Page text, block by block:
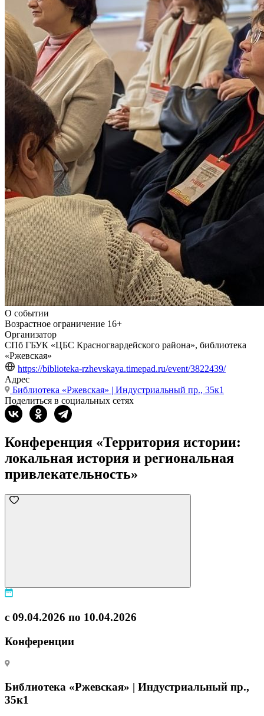
О событии
Возрастное ограничение 16+
Организатор
СПб ГБУК «ЦБС Красногвардейского района», библиотека
«Ржевская»
https://biblioteka-rzhevskaya.timepad.ru/event/3822439/
Адрес
Библиотека «Ржевская» | Индустриальный пр., 35к1
Поделиться в социальных сетях
Конференция «Территория истории:
локальная история и региональная
привлекательность»
с 09.04.2026 по 10.04.2026
Конференции
Библиотека «Ржевская» | Индустриальный пр.,
35к1